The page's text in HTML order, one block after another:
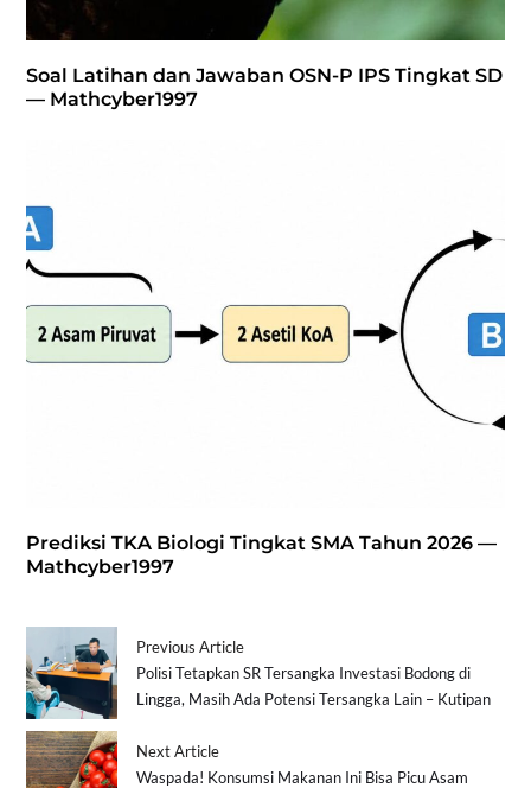
Soal Latihan dan Jawaban OSN-P IPS Tingkat SD
— Mathcyber1997
Prediksi TKA Biologi Tingkat SMA Tahun 2026 —
Mathcyber1997
Previous Article
Polisi Tetapkan SR Tersangka Investasi Bodong di
Lingga, Masih Ada Potensi Tersangka Lain – Kutipan
Next Article
Waspada! Konsumsi Makanan Ini Bisa Picu Asam